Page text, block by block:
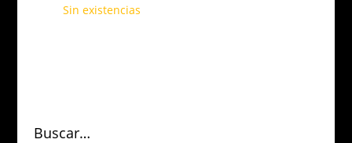
Sin existencias
Buscar…